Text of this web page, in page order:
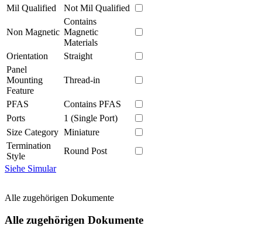
Mil Qualified
Not Mil Qualified
Non Magnetic
Contains
Magnetic
Materials
Orientation
Straight
Panel
Mounting
Feature
Thread-in
PFAS
Contains PFAS
Ports
1 (Single Port)
Size Category Miniature
Termination
Style
Round Post
Siehe Simular
Alle zugehörigen Dokumente
Alle zugehörigen Dokumente